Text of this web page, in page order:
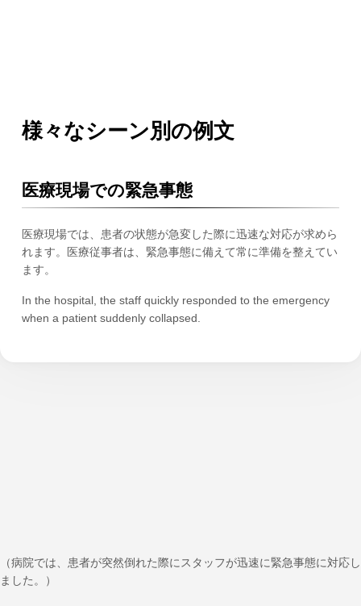
様々なシーン別の例文
医療現場での緊急事態
医療現場では、患者の状態が急変した際に迅速な対応が求めら
れます。医療従事者は、緊急事態に備えて常に準備を整えてい
ます。
In the hospital, the staff quickly responded to the emergency
when a patient suddenly collapsed.
（病院では、患者が突然倒れた際にスタッフが迅速に緊急事態に対応し
ました。）